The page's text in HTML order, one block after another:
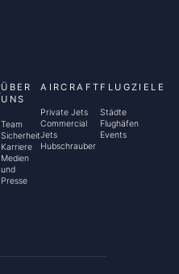
ÜBER
UNS
Team
Sicherheit
Karriere
Medien
und
Presse
AIRCRAFT
Private Jets
Commercial
Jets
Hubschrauber
FLUGZIELE
Städte
Flughäfen
Events